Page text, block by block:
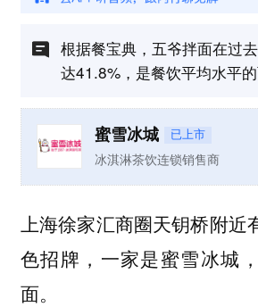
根据餐宝典，五爷拌面在过
达41.8%，是餐饮平均水平的
蜜雪冰城 已上市
冰淇淋茶饮连锁销售商
上海徐家汇商圈天钥桥附近
色招牌，一家是蜜雪冰城
面。